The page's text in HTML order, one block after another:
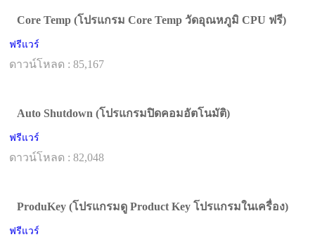
Core Temp (โปรแกรม Core Temp วัดอุณหภูมิ CPU ฟรี)
ฟรีแวร์
ดาวน์โหลด : 85,167
Auto Shutdown (โปรแกรมปิดคอมอัตโนมัติ)
ฟรีแวร์
ดาวน์โหลด : 82,048
ProduKey (โปรแกรมดู Product Key โปรแกรมในเครื่อง)
ฟรีแวร์